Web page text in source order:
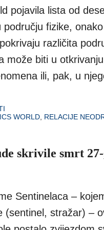
pojavila lista od
području fizike,
različita
može biti u
ili, pak, u
WORLD RELACIJE
skrivile smrt
Sentinelaca –
(sentinel, stražar) –